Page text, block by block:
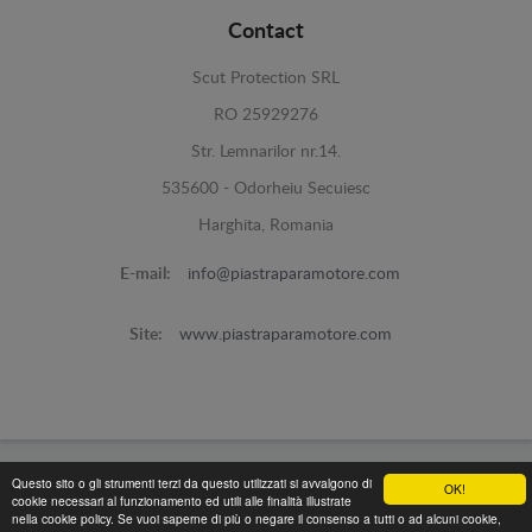
OK!
Questo sito o gli strumenti terzi da questo utilizzati si avvalgono di
cookie necessari al funzionamento ed utili alle finalità illustrate
nella cookie policy. Se vuoi saperne di più o negare il consenso a tutti o ad alcuni cookie,
Contact
Scut Protection SRL
RO 25929276
Str. Lemnarilor nr.14.
535600 - Odorheiu Secuiesc
Harghita, Romania
E-mail: info@piastraparamotore.com
Site: www.piastraparamotore.com
Piastra Paramotore di acciaio -© 2026
Programed Bylokopi WEB